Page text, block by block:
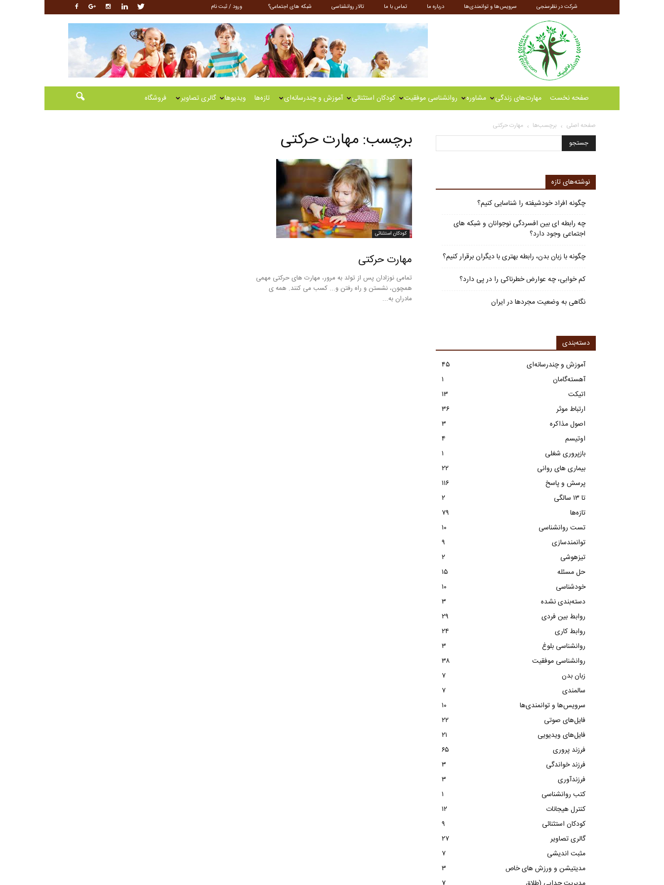
ورود / ثبت نام شبکه های اجتماعی؟ تالار روانشناسی تماس با ما درباره ما سرویس‌ها و توانمندی‌ها شرکت در نظرسنجی
راه
کلینیک
صفحه نخست مهارت‌های زندگی مشاوره روانشناسی موفقیت کودکان استثنائی آموزش و چندرسانه‌ای تازه‌ها ویدیوها گالری تصاویر فروشگاه
صفحه اصلی برچسب‌ها مهارت حرکتی
برچسب: مهارت حرکتی
کودکان استثنائی
مهارت حرکتی
تمامی نوزادان پس از تولد به مرور، مهارت های حرکتی مهمی
همچون، نشستن و راه رفتن و... کسب می کنند. همه ی
مادران به...
نوشته‌های تازه
چگونه افراد خودشیفته را شناسایی کنیم؟
چه رابطه ای بین افسردگی نوجوانان و شبکه های
اجتماعی وجود دارد؟
چگونه با زبان بدن، رابطه بهتری با دیگران برقرار کنیم؟
کم خوابی، چه عوارض خطرناکی را در پی دارد؟
نگاهی به وضعیت مجردها در ایران
دسته‌بندی
آموزش و چندرسانه‌ای
۴۵
آهسته‌گامان
۱
اتیکت
۱۳
ارتباط موثر
۳۶
اصول مذاکره
۳
اوتیسم
۴
بازپروری شغلی
۱
بیماری های روانی
۲۲
پرسش و پاسخ
۱۱۶
تا ۱۳ سالگی
۲
تازه‌ها
۷۹
تست روانشناسی
۱۰
توانمندسازی
۹
تیزهوشی
۲
حل مسئله
۱۵
خودشناسی
۱۰
دسته‌بندی نشده
۳
روابط بین فردی
۲۹
روابط کاری
۲۴
روانشناسی بلوغ
۳
روانشناسی موفقیت
۳۸
زبان بدن
۷
سالمندی
۷
سرویس‌ها و توانمندی‌ها
۱۰
فایل‌های صوتی
۲۲
فایل‌های ویدیویی
۲۱
فرزند پروری
۶۵
فرزند خواندگی
۳
فرزندآوری
۳
کتب روانشناسی
۱
کنترل هیجانات
۱۲
کودکان استثنائی
۹
گالری تصاویر
۲۷
مثبت اندیشی
۷
مدیتیشن و ورزش های خاص
۳